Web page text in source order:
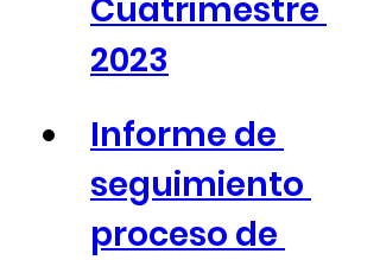
Cuatrimestre
2023
Informe de
seguimiento
proceso de